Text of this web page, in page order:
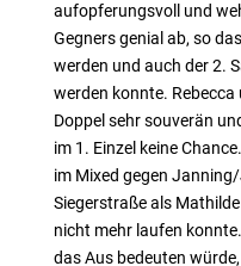
aufopferungsvoll und
Gegners genial ab, so
werden und auch der 2.
werden konnte.
Doppel sehr souverän
im 1. Einzel keine
im Mixed gegen
Siegerstraße als
nicht mehr laufen
das Aus bedeuten